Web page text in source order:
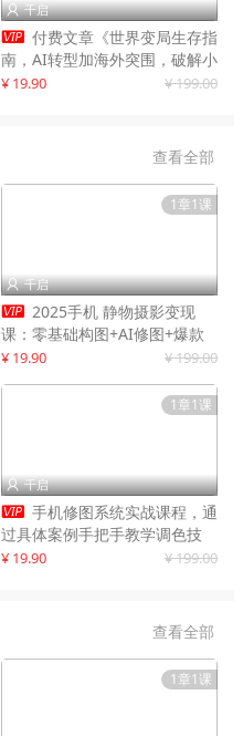
 千启
 付费文章《世界变局生存指
南，AI转型加海外突围，破解小
城市生存陷阱》
¥ 19.90 ¥ 199.00
查看全部
1章1课
 千启
 2025手机 静物摄影变现
课：零基础构图+AI修图+爆款
创作
¥ 19.90 ¥ 199.00
1章1课
 千启
 手机修图系统实战课程，通
过具体案例手把手教学调色技
巧，实现副业变现
¥ 19.90 ¥ 199.00
查看全部
1章1课